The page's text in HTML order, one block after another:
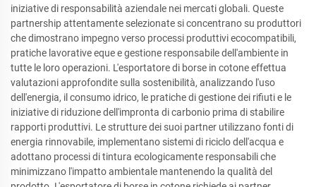
iniziative di responsabilità aziendale nei mercati globali. Queste
partnership attentamente selezionate si concentrano su produttori
che dimostrano impegno verso processi produttivi ecocompatibili,
pratiche lavorative eque e gestione responsabile dell'ambiente in
tutte le loro operazioni. L'esportatore di borse in cotone effettua
valutazioni approfondite sulla sostenibilità, analizzando l'uso
dell'energia, il consumo idrico, le pratiche di gestione dei rifiuti e le
iniziative di riduzione dell'impronta di carbonio prima di stabilire
rapporti produttivi. Le strutture dei suoi partner utilizzano fonti di
energia rinnovabile, implementano sistemi di riciclo dell'acqua e
adottano processi di tintura ecologicamente responsabili che
minimizzano l'impatto ambientale mantenendo la qualità del